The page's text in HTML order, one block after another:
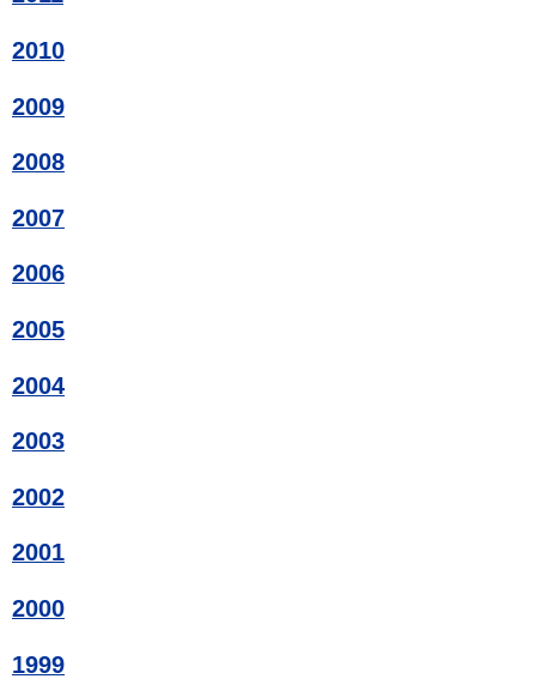
2010
2009
2008
2007
2006
2005
2004
2003
2002
2001
2000
1999